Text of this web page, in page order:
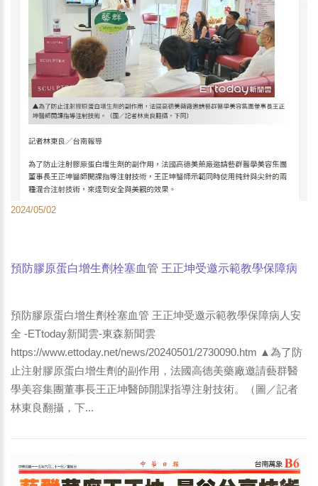
2024/05/02
預防膠原蛋白增生劑栓塞血管 王正坤受邀示範教學保障病
預防膠原蛋白增生劑栓塞血管 王正坤受邀示範教學保障病人安
全 -ETtoday新聞雲-東森新聞雲
https://www.ettoday.net/news/20240501/2730090.htm ▲為了防
止注射膠原蛋白增生劑的副作用，法國高德美藥廠邀請藝群醫
學美容集團董事長王正坤醫師開課指導注射技術。（圖／記者
林東良翻攝，下...